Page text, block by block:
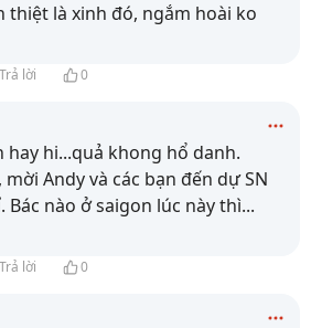
thiệt là xinh đó, ngắm hoài ko
Trả lời 0
hay hi...quả khong hổ danh.
Andy và các bạn đến dự SN
Bác nào ở saigon lúc này thì...
Trả lời 0